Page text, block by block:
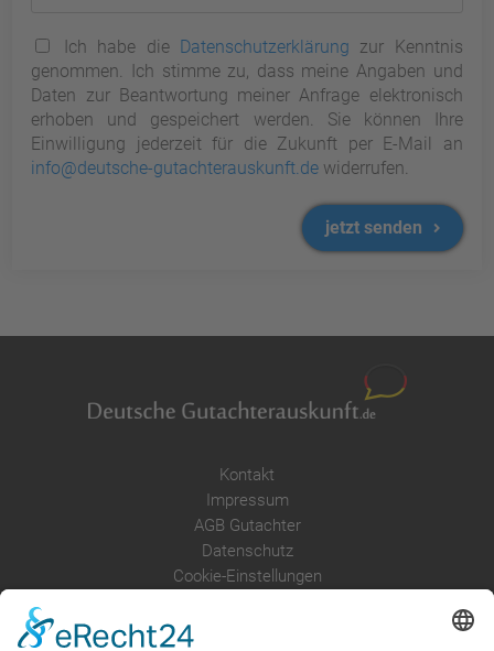
Ich habe die Datenschutzerklärung zur Kenntnis
genommen. Ich stimme zu, dass meine Angaben und
Daten zur Beantwortung meiner Anfrage elektronisch
erhoben und gespeichert werden. Sie können Ihre
Einwilligung jederzeit für die Zukunft per E-Mail an
info@deutsche-gutachterauskunft.de widerrufen.
jetzt senden
Kontakt
Impressum
AGB Gutachter
Datenschutz
Cookie-Einstellungen